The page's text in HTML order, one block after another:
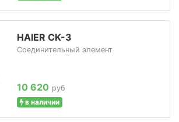
HAIER CK-3
Соединительный элемент
10 620 руб
в наличии